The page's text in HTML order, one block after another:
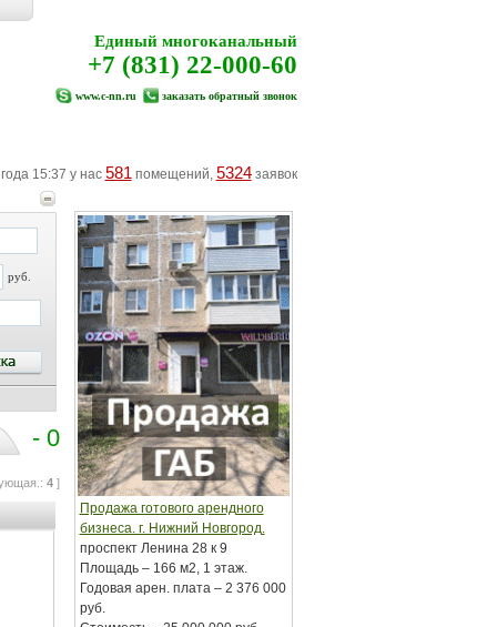
Единый многоканальный
+7 (831) 22-000-60
www.c-nn.ru заказать обратный звонок
15:37 у нас 581помещений, 5324заявок
руб.
- 0
4]
Продажа готового арендного
бизнеса. г. Нижний Новгород.
проспект Ленина 28 к 9
Площадь – 166 м2, 1 этаж.
Годовая арен. плата – 2 376 000
руб.